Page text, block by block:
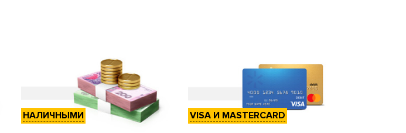
НАЛИЧНЫМИ VISA И MASTERCARD